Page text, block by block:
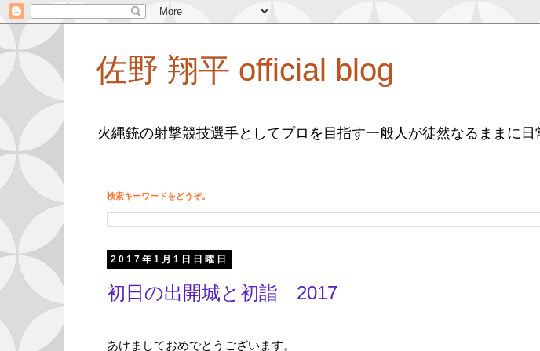
佐野 翔平 official blog
火縄銃の射撃競技選手としてプロを目指す一般人が徒然なるままに
検索キーワードをどうぞ。
2017年1月1日日曜日
初日の出開城と初詣 2017
あけましておめでとうございます。